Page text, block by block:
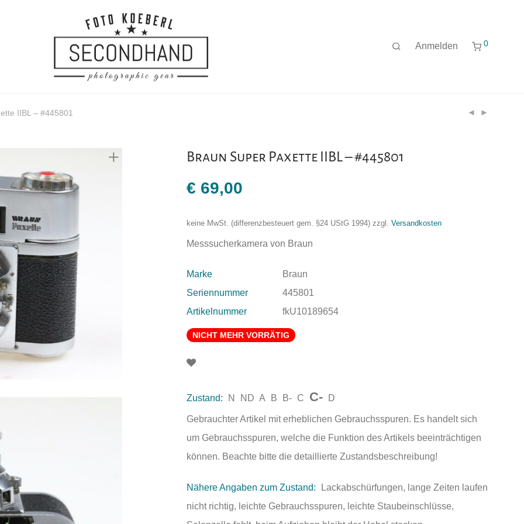
Anmelden 0
IIBL – #445801
Braun Super Paxette IIBL – #445801
€ 69,00
keine MwSt. (differenzbesteuert gem. §24 UStG 1994) zzgl. Versandkosten
Messsucherkamera von Braun
Marke
Braun
Seriennummer
445801
Artikelnummer
fkU10189654
NICHT MEHR VORRÄTIG
Zustand: N ND A B B- C C- D
Gebrauchter Artikel mit erheblichen Gebrauchsspuren. Es handelt sich
um Gebrauchsspuren, welche die Funktion des Artikels beeinträchtigen
können. Beachte bitte die detaillierte Zustandsbeschreibung!
Nähere Angaben zum Zustand:
Lackabschürfungen, lange Zeiten laufen
nicht richtig, leichte Gebrauchsspuren, leichte Staubeinschlüsse,